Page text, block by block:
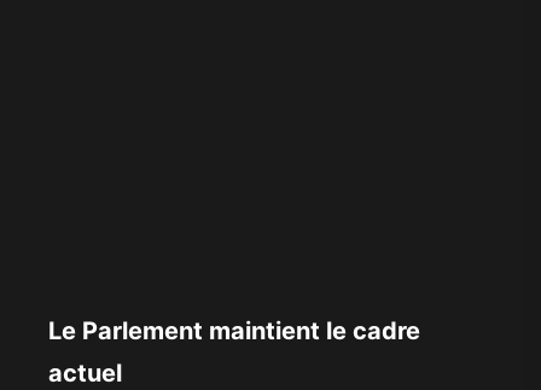
Le Parlement maintient le cadre
actuel